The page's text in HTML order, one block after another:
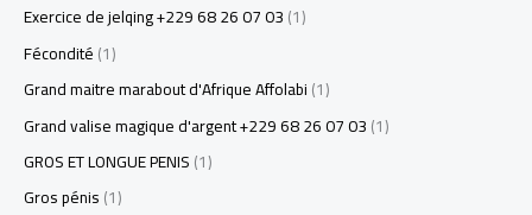
Exercice de jelqing +229 68 26 07 03(1)
Fécondité(1)
Grand maitre marabout d'Afrique Affolabi(1)
Grand valise magique d'argent +229 68 26 07 03(1)
GROS ET LONGUE PENIS(1)
Gros pénis(1)